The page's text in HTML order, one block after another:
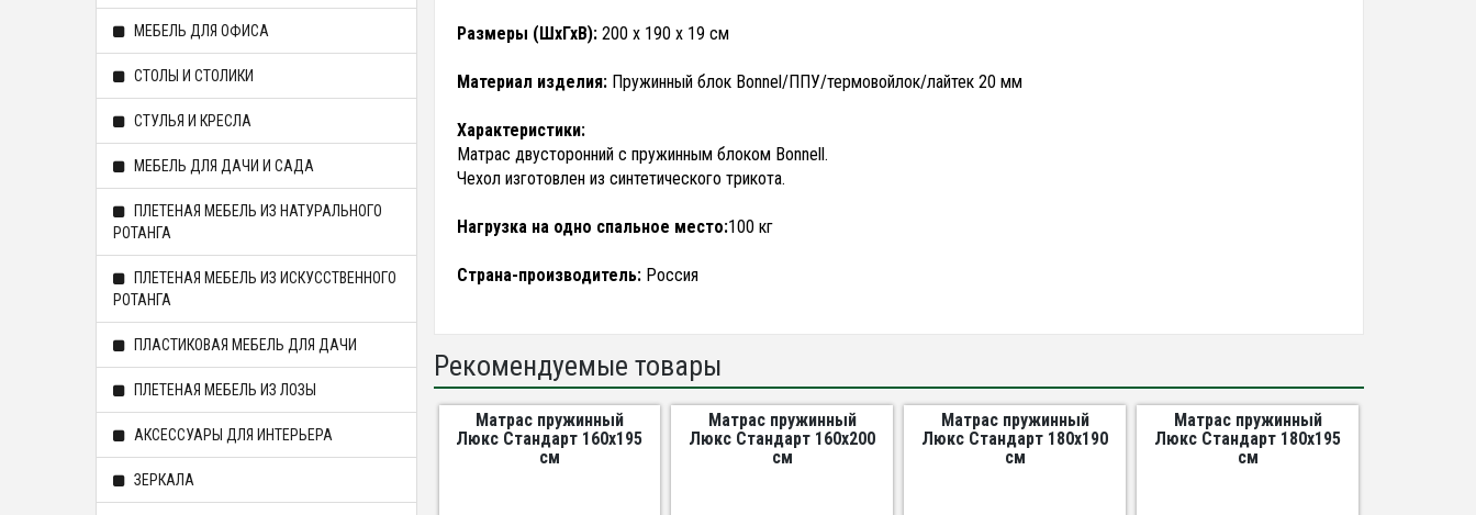
МЕБЕЛЬ ДЛЯ ОФИСА
СТОЛЫ И СТОЛИКИ
СТУЛЬЯ И КРЕСЛА
МЕБЕЛЬ ДЛЯ ДАЧИ И САДА
ПЛЕТЕНАЯ МЕБЕЛЬ ИЗ НАТУРАЛЬНОГО
РОТАНГА
ПЛЕТЕНАЯ МЕБЕЛЬ ИЗ ИСКУССТВЕННОГО
РОТАНГА
ПЛАСТИКОВАЯ МЕБЕЛЬ ДЛЯ ДАЧИ
ПЛЕТЕНАЯ МЕБЕЛЬ ИЗ ЛОЗЫ
АКСЕССУАРЫ ДЛЯ ИНТЕРЬЕРА
ЗЕРКАЛА
Размеры (ШхГхВ): 200 х 190 х 19 см
Материал изделия: Пружинный блок Bonnel/ППУ/термовойлок/лайтек 20 мм
Характеристики:
Матрас двусторонний с пружинным блоком Bonnell.
Чехол изготовлен из синтетического трикота.
Нагрузка на одно спальное место:100 кг
Страна-производитель: Россия
Рекомендуемые товары
Матрас пружинный
Люкс Стандарт 160х195
см
Матрас пружинный
Люкс Стандарт 160х200
см
Матрас пружинный
Люкс Стандарт 180х190
см
Матрас пружинный
Люкс Стандарт 180х195
см